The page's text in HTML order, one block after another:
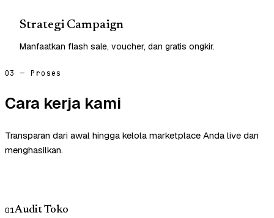
Strategi Campaign
Manfaatkan flash sale, voucher, dan gratis ongkir.
03 — Proses
Cara kerja kami
Transparan dari awal hingga kelola marketplace Anda live dan
menghasilkan.
01Audit Toko